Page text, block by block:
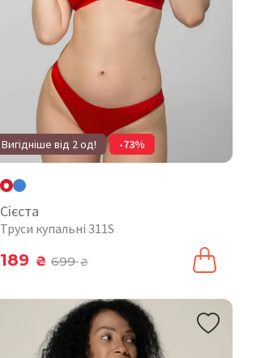
Вигідніше від 2 од! -73%
Сієста
Труси купальні 311S
189 ₴ 699₴